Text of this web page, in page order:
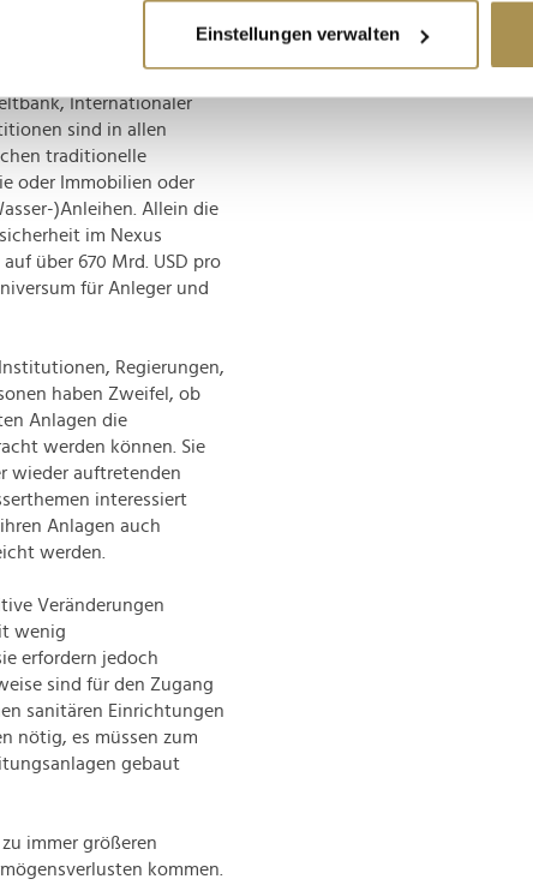
wie Ihre persönlichen Daten verarbeitet werden, und legen
Inhalte und Anzeigen zu personalisieren, Funktionen für
Website zu analysieren. Außerdem geben wir Informationen
für soziale Medien, Werbung und Analysen weiter. Unsere
Daten zusammen, die Sie ihnen bereitgestellt haben oder
Einstellungen verwalten
sind erforderlich.
öffentlichen Märkten,
von Regierungen und
Internationaler
sind in allen
traditionelle
oder Immobilien oder
)Anleihen. Allein die
im Nexus
über 670 Mrd. USD pro
für Anleger und
Regierungen,
haben Zweifel, ob
Anlagen die
werden können. Sie
wieder auftretenden
interessiert
Anlagen auch
werden.
Veränderungen
wenig
erfordern jedoch
sind für den Zugang
sanitären Einrichtungen
nötig, es müssen zum
gebaut
immer größeren
kommen.